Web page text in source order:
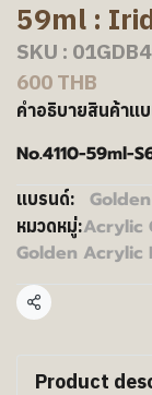
59ml :
SKU :
600 THB
คำอธิบายสินค้าแ
No.4110-59ml-
แบรนด์: Golden
หมวดหมู่:Acrylic
Golden Acrylic
แชร์
Product